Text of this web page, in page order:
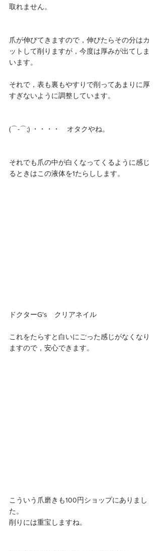
取れません。
爪が伸びてきますので，伸びたらその分はカ
ットして削りますが，今度は厚みが出てしま
います。
それで，表も裏もやすりで削ってあまりに厚
すぎないように調整しています。
(⌒-⌒;) ・・・・　オタクやね。
それでも爪の中が白くなってくるように感じ
るときはこの液体を1たらしします。
ドクターG's　クリアネイル
これをたらすと白いにごった感じがなくなり
ますので，安心できます。
こういう爪磨きも100円ショップにありまし
た。
削りには重宝しますね。